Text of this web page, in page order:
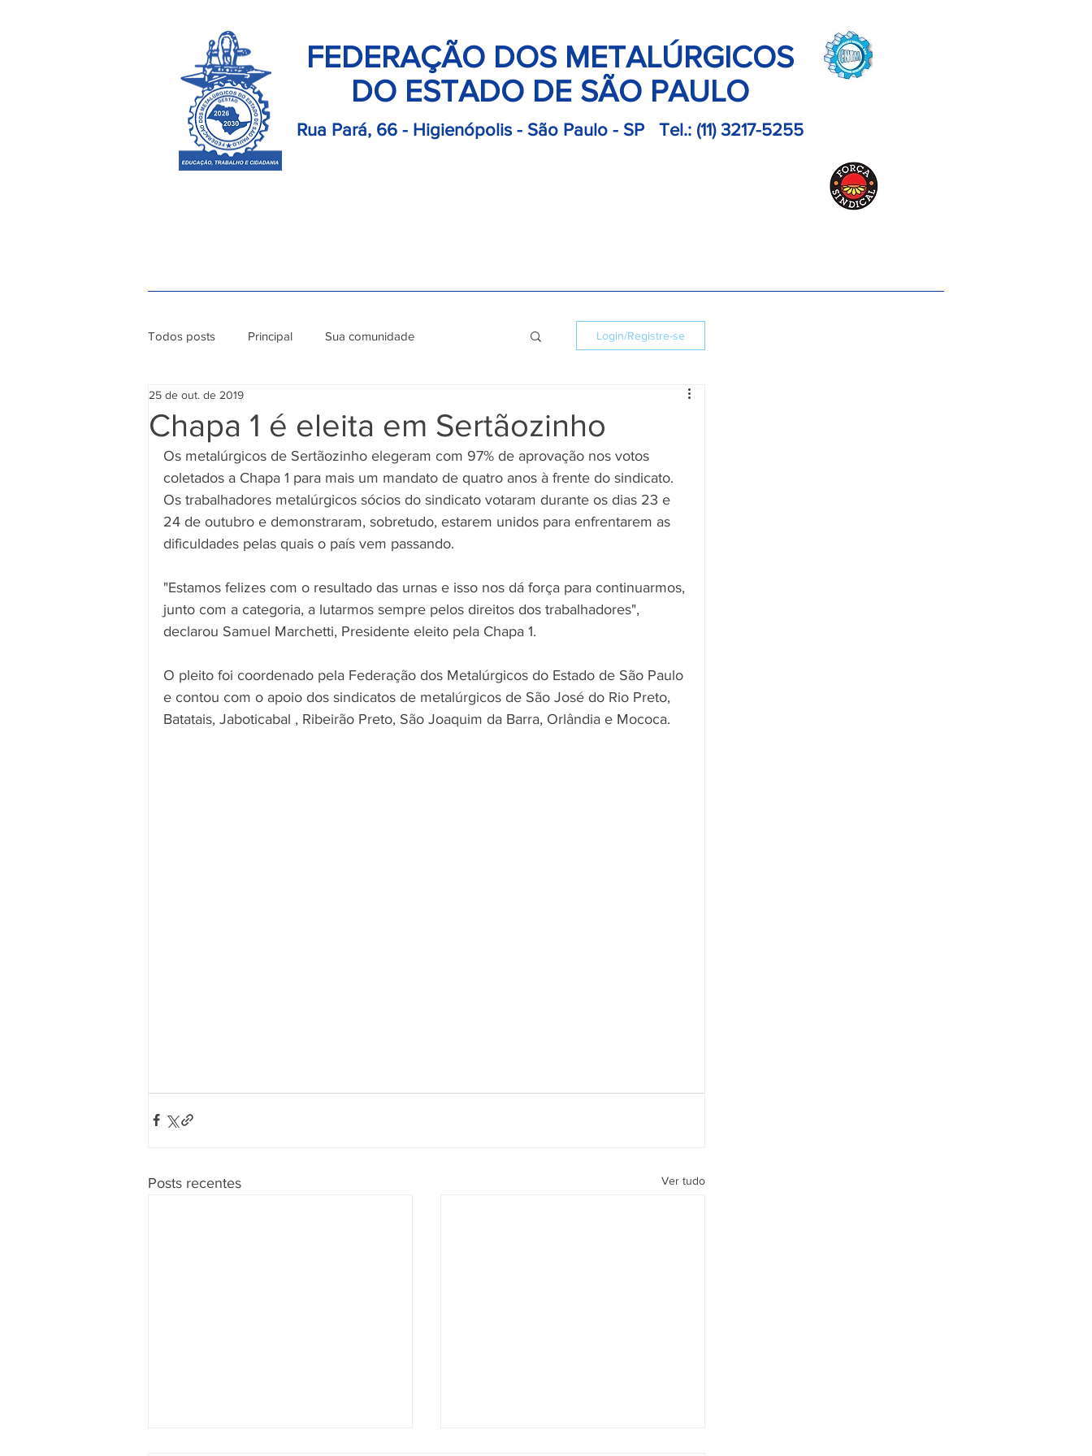
FEDERAÇÃO DOS METALÚRGICOS
DO ESTADO DE SÃO PAULO
Rua Pará, 66 - Higienópolis - São Paulo - SP Tel.: (11) 3217-5255
Todos posts Principal Sua comunidade Login/Registre-se
Chapa 1 é eleita em Sertãozinho
25 de out. de 2019
Os metalúrgicos de Sertãozinho elegeram com 97% de aprovação nos votos
coletados a Chapa 1 para mais um mandato de quatro anos à frente do sindicato.
Os trabalhadores metalúrgicos sócios do sindicato votaram durante os dias 23 e
24 de outubro e demonstraram, sobretudo, estarem unidos para enfrentarem as
dificuldades pelas quais o país vem passando.
"Estamos felizes com o resultado das urnas e isso nos dá força para continuarmos,
junto com a categoria, a lutarmos sempre pelos direitos dos trabalhadores",
declarou Samuel Marchetti, Presidente eleito pela Chapa 1.
O pleito foi coordenado pela Federação dos Metalúrgicos do Estado de São Paulo
e contou com o apoio dos sindicatos de metalúrgicos de São José do Rio Preto,
Batatais, Jaboticabal , Ribeirão Preto, São Joaquim da Barra, Orlândia e Mococa.
Posts recentes Ver tudo